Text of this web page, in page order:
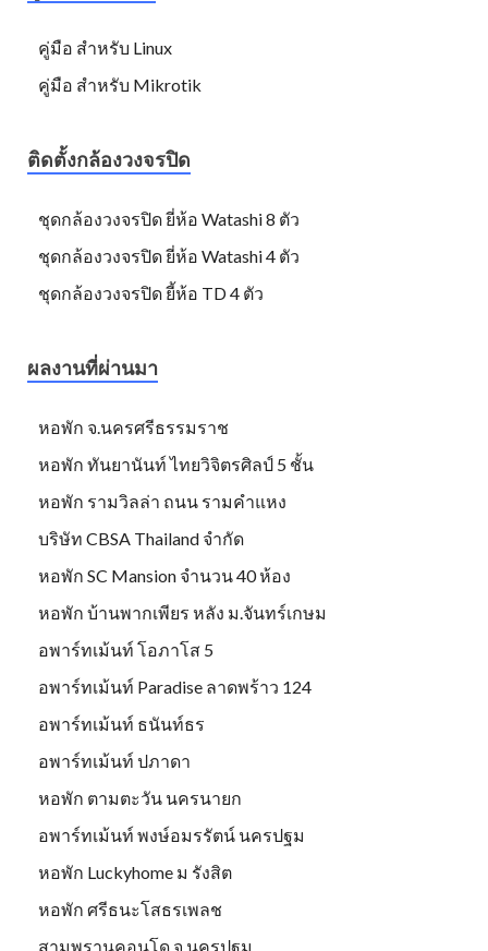
คู่มือ สำหรับ Linux
คู่มือ สำหรับ Mikrotik
ติดตั้งกล้องวงจรปิด
ชุดกล้องวงจรปิด ยี่ห้อ Watashi 8 ตัว
ชุดกล้องวงจรปิด ยี่ห้อ Watashi 4 ตัว
ชุดกล้องวงจรปิด ยี้ห้อ TD 4 ตัว
ผลงานที่ผ่านมา
หอพัก จ.นครศรีธรรมราช
หอพัก ทันยานันท์ ไทยวิจิตรศิลป์ 5 ชั้น
หอพัก รามวิลล่า ถนน รามคำแหง
บริษัท CBSA Thailand จำกัด
หอพัก SC Mansion จำนวน 40 ห้อง
หอพัก บ้านพากเพียร หลัง ม.จันทร์เกษม
อพาร์ทเม้นท์ โอภาโส 5
อพาร์ทเม้นท์ Paradise ลาดพร้าว 124
อพาร์ทเม้นท์ ธนันท์ธร
อพาร์ทเม้นท์ ปภาดา
หอพัก ตามตะวัน นครนายก
อพาร์ทเม้นท์ พงษ์อมรรัตน์ นครปฐม
หอพัก Luckyhome ม รังสิต
หอพัก ศรีธนะโสธรเพลช
สามพรานคอนโด จ.นครปฐม